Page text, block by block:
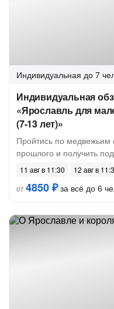
Индивидуальная до 7
Индивидуальная
«Ярославль для
(7-13 лет)»
Пройтись по медвежьим
прошлого и получить
11 авг в 11:30
12 авг в
от4850 ₽за всё до 6